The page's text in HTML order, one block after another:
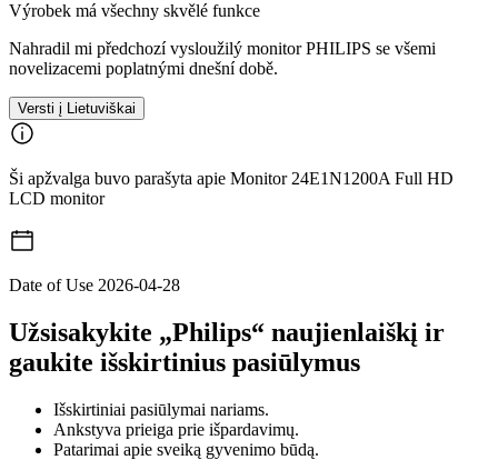
Výrobek má všechny skvělé funkce
Nahradil mi předchozí vysloužilý monitor PHILIPS se všemi
novelizacemi poplatnými dnešní době.
Versti į Lietuviškai
Ši apžvalga buvo parašyta apie Monitor 24E1N1200A Full HD
LCD monitor
Date of Use 2026-04-28
Užsisakykite „Philips“ naujienlaiškį ir
gaukite išskirtinius pasiūlymus
Išskirtiniai pasiūlymai nariams.
Ankstyva prieiga prie išpardavimų.
Patarimai apie sveiką gyvenimo būdą.